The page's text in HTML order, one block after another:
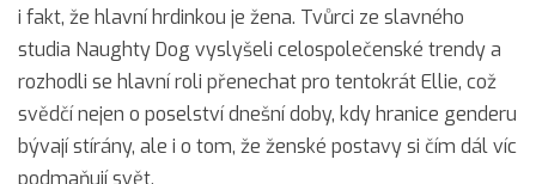
i fakt, že hlavní hrdinkou je žena. Tvůrci ze slavného
studia Naughty Dog vyslyšeli celospolečenské trendy a
rozhodli se hlavní roli přenechat pro tentokrát Ellie, což
svědčí nejen o poselství dnešní doby, kdy hranice genderu
bývají stírány, ale i o tom, že ženské postavy si čím dál víc
podmaňují svět.